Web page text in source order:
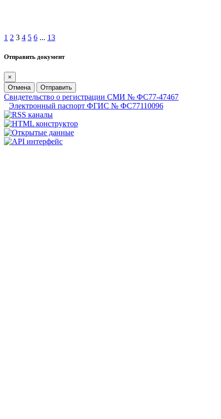
1 2 3 4 5 6 ... 13
Отправить документ
×
Отмена
Отправить
Свидетельство о регистрации СМИ № ФС77-47467
Электронный паспорт ФГИС № ФС77110096